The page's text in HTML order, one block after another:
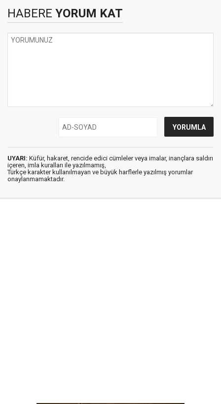
HABERE YORUM KAT
UYARI: Küfür, hakaret, rencide edici cümleler veya imalar, inançlara saldırı
içeren, imla kuralları ile yazılmamış,
Türkçe karakter kullanılmayan ve büyük harflerle yazılmış yorumlar
onaylanmamaktadır.